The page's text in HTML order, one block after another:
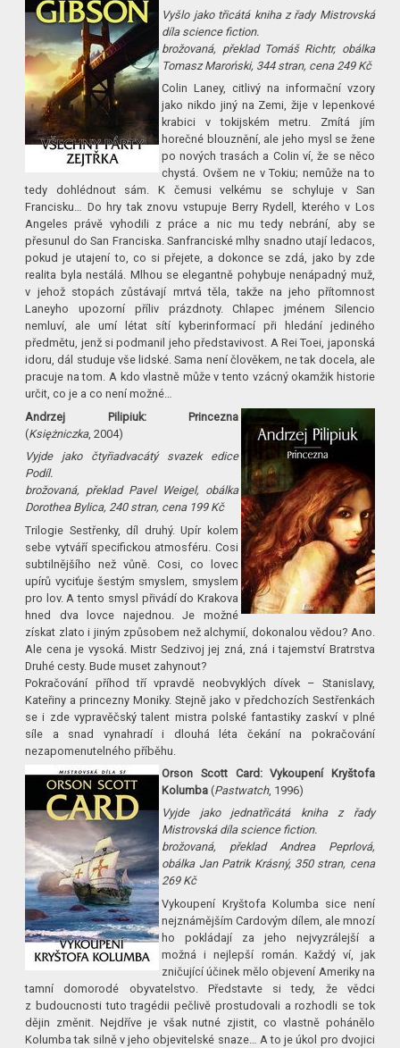
Vyšlo jako třicátá kniha z řady Mistrovská
díla science fiction.
brožovaná, překlad Tomáš Richtr, obálka
Tomasz Maroński, 344 stran, cena 249 Kč
Colin Laney, citlivý na informační vzory
jako nikdo jiný na Zemi, žije v lepenkové
krabici v tokijském metru. Zmítá jím
horečné blouznění, ale jeho mysl se žene
po nových trasách a Colin ví, že se něco
chystá. Ovšem ne v Tokiu; nemůže na to
tedy dohlédnout sám. K čemusi velkému se schyluje v San
Francisku… Do hry tak znovu vstupuje Berry Rydell, kterého v Los
Angeles právě vyhodili z práce a nic mu tedy nebrání, aby se
přesunul do San Franciska. Sanfranciské mlhy snadno utají ledacos,
pokud je utajení to, co si přejete, a dokonce se zdá, jako by zde
realita byla nestálá. Mlhou se elegantně pohybuje nenápadný muž,
v jehož stopách zůstávají mrtvá těla, takže na jeho přítomnost
Laneyho upozorní příliv prázdnoty. Chlapec jménem Silencio
nemluví, ale umí létat sítí kyberinformací při hledání jediného
předmětu, jenž si podmanil jeho představivost. A Rei Toei, japonská
idoru, dál studuje vše lidské. Sama není člověkem, ne tak docela, ale
pracuje na tom. A kdo vlastně může v tento vzácný okamžik historie
určit, co je a co není možné…
Andrzej Pilipiuk: Princezna
(Księżniczka, 2004)
Vyjde jako čtyřiadvacátý svazek edice
Podíl.
brožovaná, překlad Pavel Weigel, obálka
Dorothea Bylica, 240 stran, cena 199 Kč
Trilogie Sestřenky, díl druhý. Upír kolem
sebe vytváří specifickou atmosféru. Cosi
subtilnějšího než vůně. Cosi, co lovec
upírů vyciťuje šestým smyslem, smyslem
pro lov. A tento smysl přivádí do Krakova
hned dva lovce najednou. Je možné
získat zlato i jiným způsobem než alchymií, dokonalou vědou? Ano.
Ale cena je vysoká. Mistr Sedzivoj jej zná, zná i tajemství Bratrstva
Druhé cesty. Bude muset zahynout?
Pokračování příhod tří vpravdě neobvyklých dívek – Stanislavy,
Kateřiny a princezny Moniky. Stejně jako v předchozích Sestřenkách
se i zde vypravěčský talent mistra polské fantastiky zaskví v plné
síle a snad vynahradí i dlouhá léta čekání na pokračování
nezapomenutelného příběhu.
Orson Scott Card: Vykoupení Kryštofa
Kolumba (Pastwatch, 1996)
Vyjde jako jednatřicátá kniha z řady
Mistrovská díla science fiction.
brožovaná, překlad Andrea Peprlová,
obálka Jan Patrik Krásný, 350 stran, cena
269 Kč
Vykoupení Kryštofa Kolumba sice není
nejznámějším Cardovým dílem, ale mnozí
ho pokládají za jeho nejvyzrálejší a
možná i nejlepší román. Každý ví, jak
zničující účinek mělo objevení Ameriky na
tamní domorodé obyvatelstvo. Představte si tedy, že vědci
z budoucnosti tuto tragédii pečlivě prostudovali a rozhodli se tok
dějin změnit. Nejdříve je však nutné zjistit, co vlastně pohánělo
Kolumba tak silně v jeho objevitelské snaze… A to je úkol pro dvojici